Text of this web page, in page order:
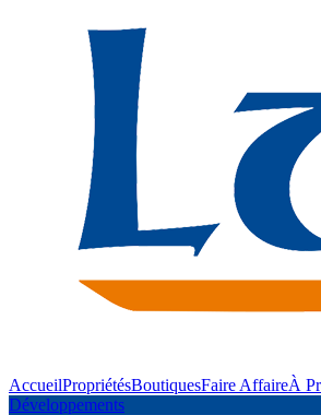
AccueilPropriétésBoutiquesFaire AffaireÀ
Développements